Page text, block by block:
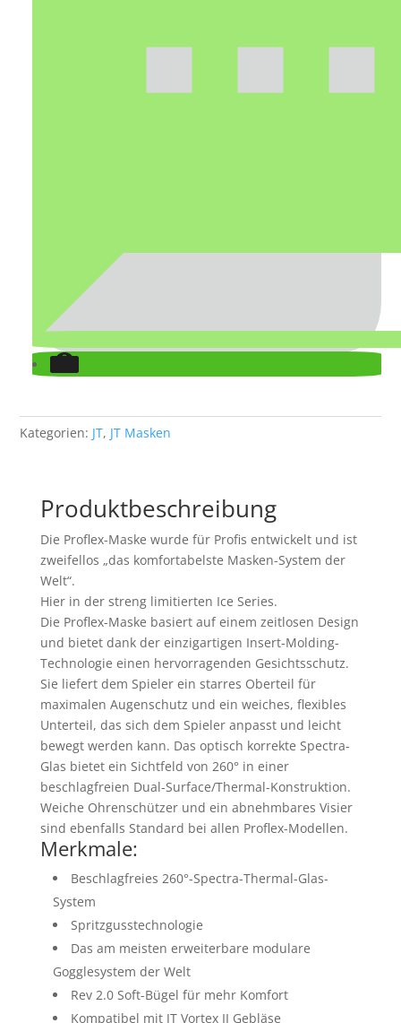
Kategorien: JT, JT Masken
Produktbeschreibung
Die Proflex-Maske wurde für Profis entwickelt und ist
zweifellos „das komfortabelste Masken-System der
Welt“.
Hier in der streng limitierten Ice Series.
Die Proflex-Maske basiert auf einem zeitlosen Design
und bietet dank der einzigartigen Insert-Molding-
Technologie einen hervorragenden Gesichtsschutz.
Sie liefert dem Spieler ein starres Oberteil für
maximalen Augenschutz und ein weiches, flexibles
Unterteil, das sich dem Spieler anpasst und leicht
bewegt werden kann. Das optisch korrekte Spectra-
Glas bietet ein Sichtfeld von 260° in einer
beschlagfreien Dual-Surface/Thermal-Konstruktion.
Weiche Ohrenschützer und ein abnehmbares Visier
sind ebenfalls Standard bei allen Proflex-Modellen.
Merkmale:
Beschlagfreies 260°-Spectra-Thermal-Glas-
System
Spritzgusstechnologie
Das am meisten erweiterbare modulare
Gogglesystem der Welt
Rev 2.0 Soft-Bügel für mehr Komfort
Kompatibel mit JT Vortex II Gebläse